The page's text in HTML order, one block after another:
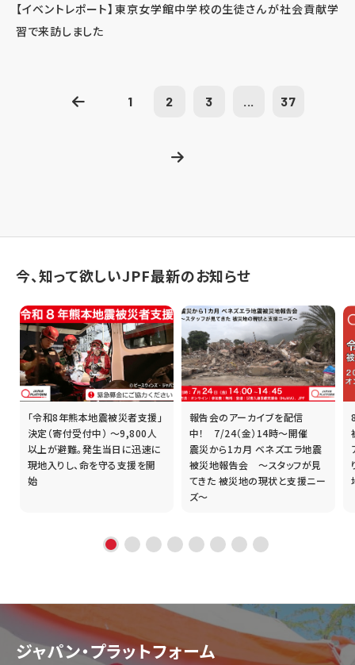
【イベントレポート】東京女学館中学校の生徒さんが社会貢献学
習で来訪しました
1 2 3 ... 37
今、知って欲しいJPF最新のお知らせ
「令和8年熊本地震被災者支援」
決定（寄付受付中） ～9,800人
以上が避難。発生当日に迅速に
現地入りし、命を守る支援を開
始
報告会のアーカイブを配信
中！ 7/24（金）14時～開催
震災から1カ月 ベネズエラ地震
被災地報告会 ～スタッフが見
てきた 被災地の現状と支援ニー
ズ～
ジャパン・プラットフォーム